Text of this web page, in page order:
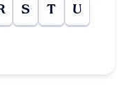
S T U